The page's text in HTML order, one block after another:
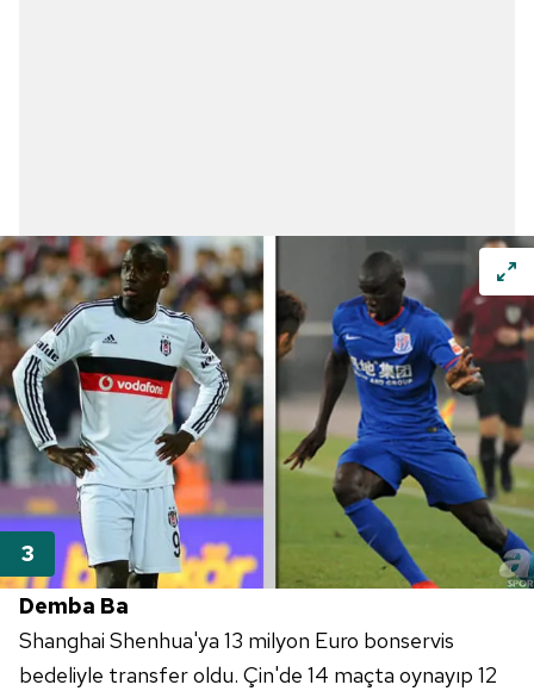
Demba Ba
Shanghai Shenhua'ya 13 milyon Euro bonservis
bedeliyle transfer oldu. Çin'de 14 maçta oynayıp 12